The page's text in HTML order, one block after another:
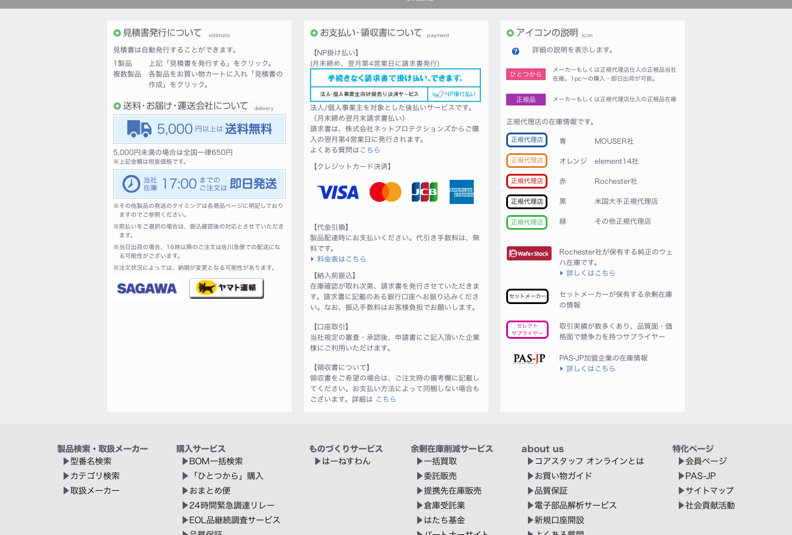
見積書は自動発行することができます。
1製品
上記「見積書を発行する」をクリック。
複数製品
各製品をお買い物カートに入れ「見積書の
作成」をクリック。
5,000
5,000円未満の場合は全国一律650円
※ 上記金額は税抜価格です。
17:00
※その他製品の発送のタイミングは各商品ページに明記しており
ますのでご参照ください。
※前払いをご選択の場合は、振込確認後の対応とさせていただき
ます。
※ 当日出荷の場合、16時以降のご注文は佐川急便での配送にな
る可能性がございます。
※注文状況によっては、納期が変更となる可能性があります。
【NP掛け払い】
(月末締め、翌月第4営業日に請求書発行)
法人/個人事業主を対象とした後払いサービスです。
（月末締め翌月末請求書払い）
請求書は、株式会社ネットプロテクションズからご購
入の翌月第4営業日に発行されます。
よくある質問は こちら
【クレジットカード決済】
【代金引換】
製品配達時にお支払いください。代引き手数料は、無
料です。
料金表はこちら
【納入前振込】
在庫確認が取れ次第、請求書を発行させていただきま
す。請求書に記載のある銀行口座へお振り込みくださ
い。なお、振込手数料はお客様負担でお願いします。
【口座取引】
当社規定の審査・承認後、申請書にご記入頂いた企業
様にご利用いただけます。
【領収書について】
領収書をご希望の場合は、ご注文時の備考欄に記載し
てください。お支払い方法によって同梱しない場合も
ございます。詳細は こちら
詳細の説明を表示します。
ひとつから
メーカーもしくは正規代理店仕入の正規品当社
在庫。1pc〜の購入・即日出荷が可能。
正規品 メーカーもしくは正規代理店仕入の正規品在庫
正規代理店の在庫情報です。
正規代理店
正規代理店
正規代理店
正規代理店
正規代理店
青 MOUSER社
オレンジ element14社
赤 Rochester社
黒 米国大手正規代理店
緑 その他正規代理店
Rochester社が保有する純正のウェ
ハ在庫です。
詳しくはこちら
セットメーカー
セットメーカーが保有する余剰在庫
の情報
セレクト
サプライヤー
取引実績が数多くあり、品質面・価
格面で競争力を持つサプライヤー
PAS-JP加盟企業の在庫情報
詳しくはこちら
製品検索・取扱メーカー
型番名検索
カテゴリ検索
取扱メーカー
購入サービス
BOM一括検索
「ひとつから」購入
おまとめ便
24時間緊急調達リレー
EOL品継続調査サービス
ものづくりサービス
はーねすわん
余剰在庫削減サービス
一括買取
委託販売
提携先在庫販売
倉庫受託業
はたち基金
about us
コアスタッフ オンラインとは
お買い物ガイド
品質保証
電子部品解析サービス
新規口座開設
特化ページ
会員ページ
PAS-JP
サイトマップ
社会貢献活動